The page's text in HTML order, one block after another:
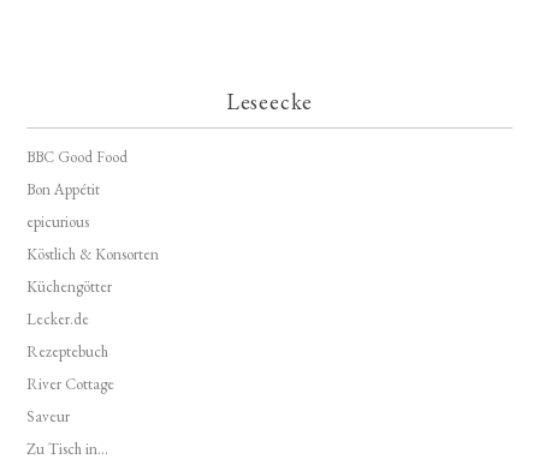
Leseecke
BBC Good Food
Bon Appétit
epicurious
Köstlich & Konsorten
Küchengötter
Lecker.de
Rezeptebuch
River Cottage
Saveur
Zu Tisch in...